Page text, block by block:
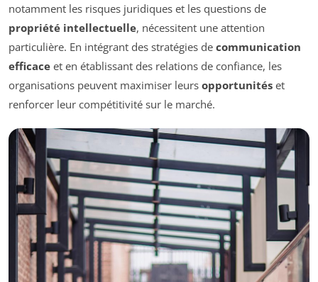
notamment les risques juridiques et les questions de
propriété intellectuelle, nécessitent une attention
particulière. En intégrant des stratégies de communication
efficace et en établissant des relations de confiance, les
organisations peuvent maximiser leurs opportunités et
renforcer leur compétitivité sur le marché.